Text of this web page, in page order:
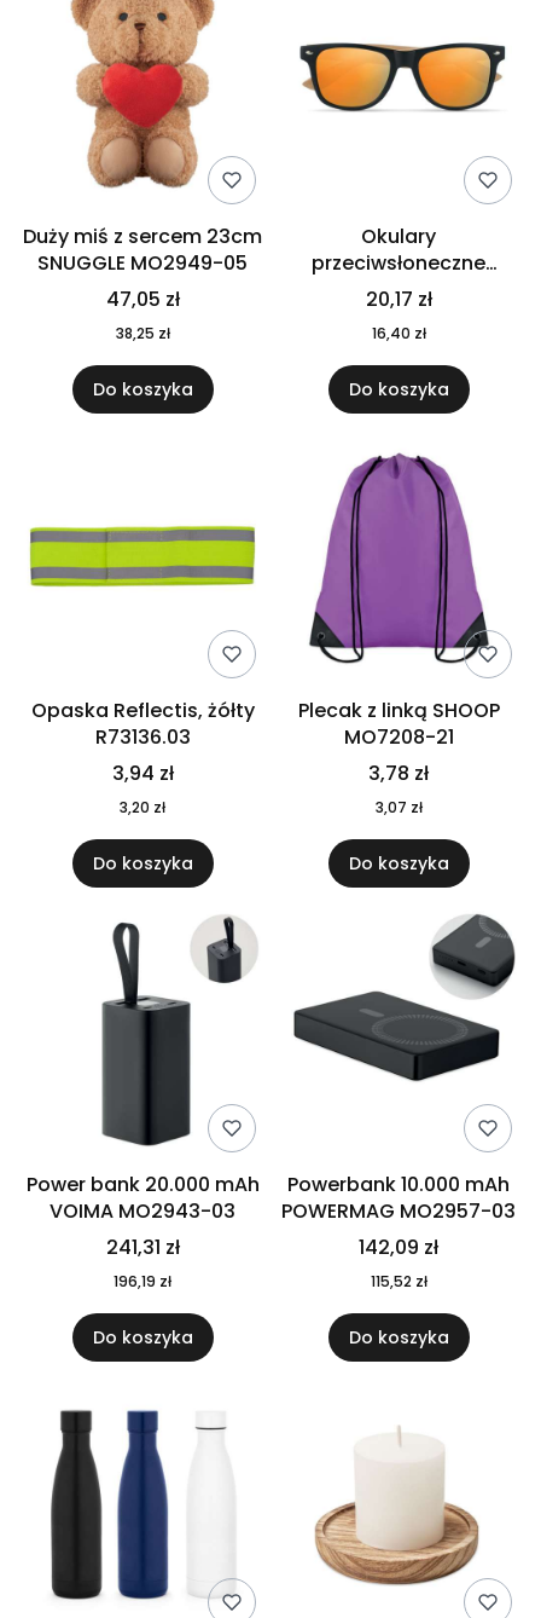
Duży miś z sercem 23cm
SNUGGLE MO2949-05
47,05 zł
38,25 zł
Do koszyka
Okulary
przeciwsłoneczne
CALIFORNIA TOUCH
MO9617-10
20,17 zł
16,40 zł
Do koszyka
Opaska Reflectis, żółty
R73136.03
3,94 zł
3,20 zł
Do koszyka
Plecak z linką SHOOP
MO7208-21
3,78 zł
3,07 zł
Do koszyka
Power bank 20.000 mAh
VOIMA MO2943-03
241,31 zł
196,19 zł
Do koszyka
Powerbank 10.000 mAh
POWERMAG MO2957-03
142,09 zł
115,52 zł
Do koszyka